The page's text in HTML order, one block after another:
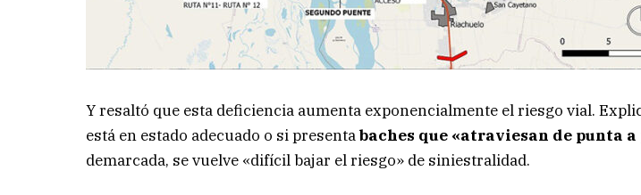
Y resaltó que esta deficiencia aumenta exponencialmente el riesgo vial.
está en estado adecuado o si presentabaches que «atraviesan de punta a
demarcada, se vuelve «difícil bajar el riesgo» de siniestralidad.